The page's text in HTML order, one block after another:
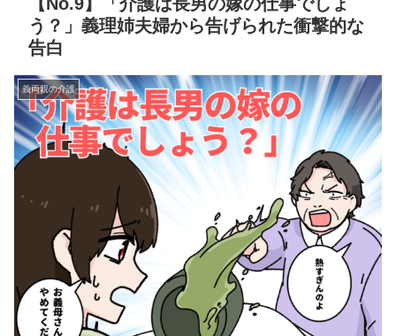
う？」義理姉夫婦から告げられた衝撃的な
告白
義両親の介護